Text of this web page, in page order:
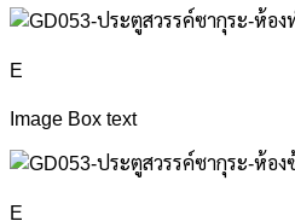
E
Image Box text
E